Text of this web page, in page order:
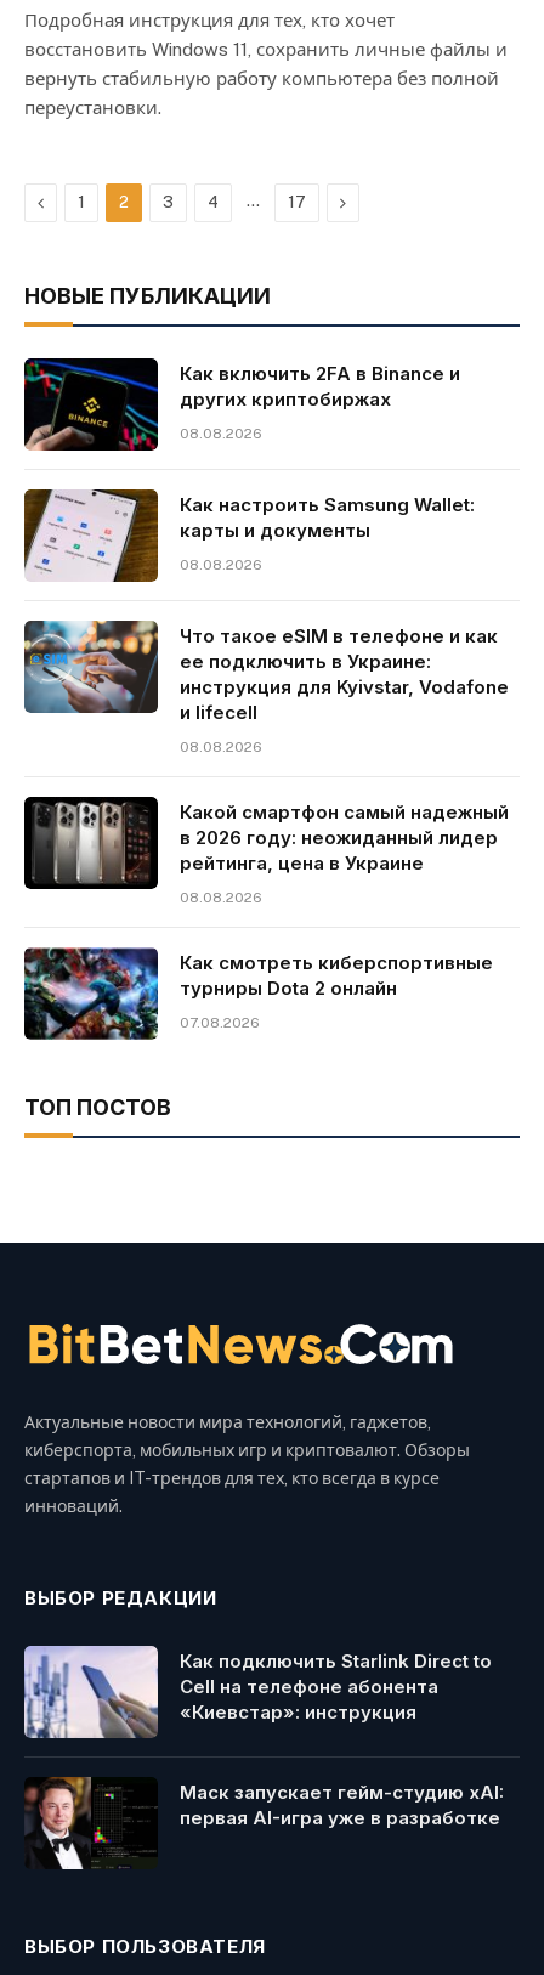
Подробная инструкция для тех, кто хочет
восстановить Windows 11, сохранить личные файлы и
вернуть стабильную работу компьютера без полной
переустановки.
Previous
1 2 3 4 … 17 Next
НОВЫЕ ПУБЛИКАЦИИ
Как включить 2FA в Binance и
других криптобиржах
08.08.2026
Как настроить Samsung Wallet:
карты и документы
08.08.2026
Что такое eSIM в телефоне и как
ее подключить в Украине:
инструкция для Kyivstar, Vodafone
и lifecell
08.08.2026
Какой смартфон самый надежный
в 2026 году: неожиданный лидер
рейтинга, цена в Украине
08.08.2026
Как смотреть киберспортивные
турниры Dota 2 онлайн
07.08.2026
ТОП ПОСТОВ
Актуальные новости мира технологий, гаджетов,
киберспорта, мобильных игр и криптовалют. Обзоры
стартапов и IT-трендов для тех, кто всегда в курсе
инноваций.
ВЫБОР РЕДАКЦИИ
Как подключить Starlink Direct to
Cell на телефоне абонента
«Киевстар»: инструкция
Маск запускает гейм-студию xAI:
первая AI-игра уже в разработке
ВЫБОР ПОЛЬЗОВАТЕЛЯ